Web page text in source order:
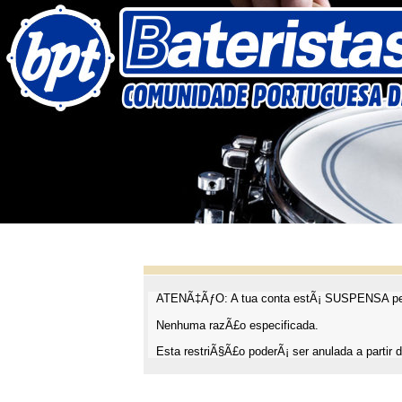
ATENÃ‡ÃƒO: A tua conta estÃ¡ SUSPENSA
Nenhuma razÃ£o especificada.
Esta restriÃ§Ã£o poderÃ¡ ser anulada a partir